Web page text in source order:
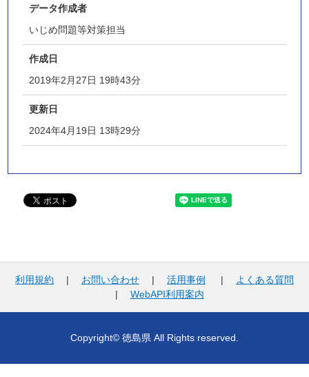
データ作成者
いじめ問題等対策担当
作成日
2019年2月27日 19時43分
更新日
2024年4月19日 13時29分
利用規約 | お問い合わせ | 活用事例 |
よくある質問
| WebAPI利用案内
Copyright© 徳島県 All Rights reserved.